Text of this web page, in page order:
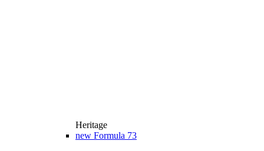
Heritage
new Formula 73